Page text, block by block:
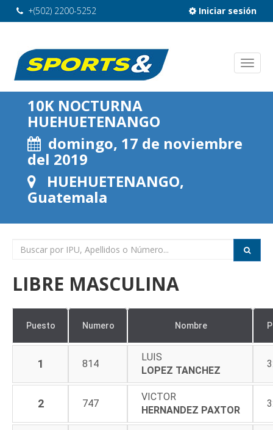
Iniciar sesión
+(502) 2200-5252
10K NOCTURNA
HUEHUETENANGO
domingo, 17 de noviembre
del 2019
HUEHUETENANGO,
Guatemala
LIBRE MASCULINA
Puesto Numero Nombre
1 814
LUIS
LOPEZ TANCHEZ
2 747
VICTOR
HERNANDEZ PAXTOR